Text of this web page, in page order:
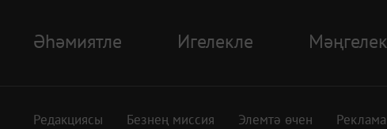
Әһәмиятле Игелекле Мәңгелек
Редакциясы Безнең миссия Элемтә өчен Реклама